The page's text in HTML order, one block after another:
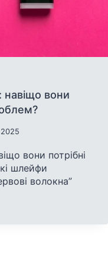
навіщо вони
вони потрібні
шлейфи
волокна”